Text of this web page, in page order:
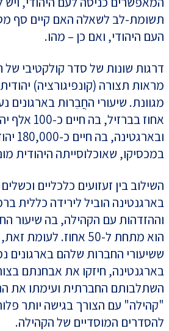
תשומת-לב לשאלה האם קיים סף
העם היהודי, ואם כן – מהו.
דרגות שונות של סדר קולקטיבי של
מראות תצורה (קונפיגורציה)
אחוז בברזיל, בה
במכסיקו, שאוכלוסייתה היהודית מונה 40,000
השילוב בין זעזועים כלכליים
בארגנטינה הוביל לירידה כללית
וההזדהות עם הקהילה, בה שיעור
הוא מתחת ל-50 אחוז.
ששיעורי החברות שלהם בארגונים
בארגנטינה, חיזקו את אבחנתם
השתלבותם החברתית ועימתו את
"קהילה" עם הצורך בגישה יותר
להסדרים המוסדיים של הקהילה.